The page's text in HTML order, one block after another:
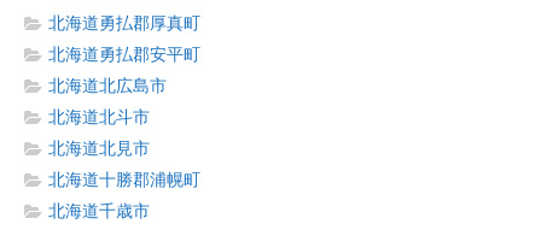
北海道勇払郡厚真町
北海道勇払郡安平町
北海道北広島市
北海道北斗市
北海道北見市
北海道十勝郡浦幌町
北海道千歳市